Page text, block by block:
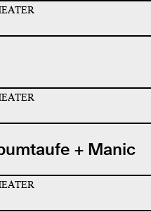
+ Manic